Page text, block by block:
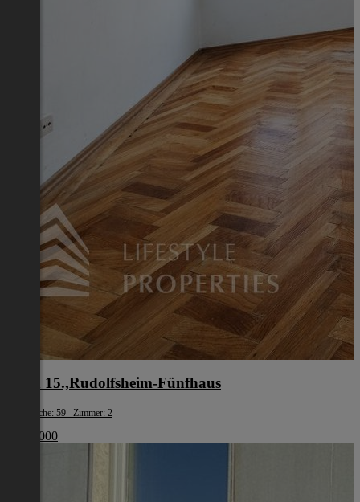
Wien 15.,Rudolfsheim-Fünfhaus
Wohnfläche: 59 Zimmer: 2
€ 210 000